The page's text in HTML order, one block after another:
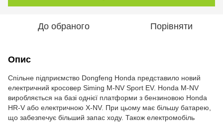
До обраного Порівняти
Опис
Спільне підприємство Dongfeng Honda представило новий
електричний кросовер Siming M-NV Sport EV. Honda M-NV
виробляється на базі однієї платформи з бензиновою Honda
HR-V або електричною X-NV. При цьому має більшу батарею,
що забезпечує більший запас ходу. Також електромобіль